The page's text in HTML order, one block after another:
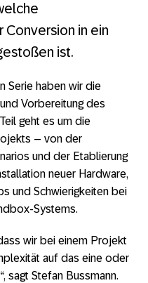
in ein
ist.
Serie haben wir die
Vorbereitung des
geht es um die
– von der
und der Etablierung
neuer Hardware,
und Schwierigkeiten bei
Systems.
wir bei einem Projekt
auf das eine oder
sagt Stefan Bussmann.